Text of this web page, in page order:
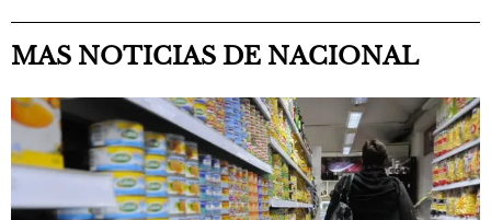
MAS NOTICIAS DE NACIONAL